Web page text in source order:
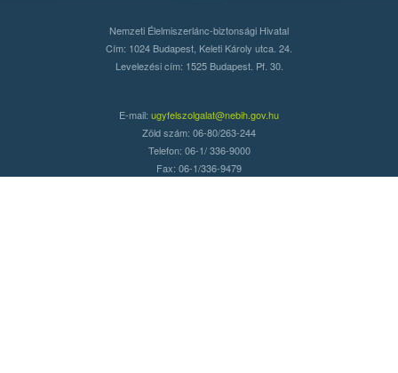
Nemzeti Élelmiszerlánc-biztonsági Hivatal
Cím: 1024 Budapest, Keleti Károly utca. 24.
Levelezési cím: 1525 Budapest. Pf. 30.
E-mail: ugyfelszolgalat@nebih.gov.hu
Zöld szám: 06-80/263-244
Telefon: 06-1/ 336-9000
Fax: 06-1/336-9479